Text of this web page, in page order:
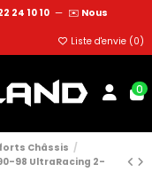
24 10 10 — ✉️ Nous
Liste d'envie (0)
0
Châssis
98 UltraRacing 2-